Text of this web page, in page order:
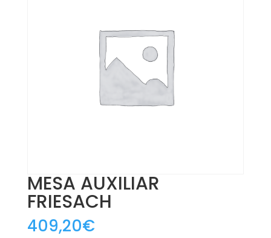
MESA AUXILIAR
FRIESACH
409,20€